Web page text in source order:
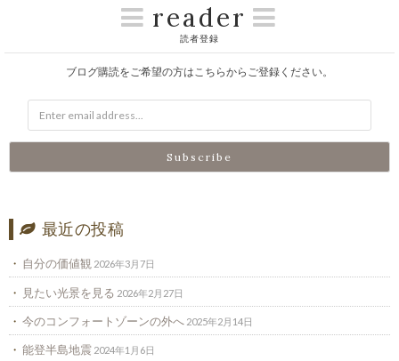
reader
読者登録
ブログ購読をご希望の方はこちらからご登録ください。
最近の投稿
自分の価値観 2026年3月7日
見たい光景を見る 2026年2月27日
今のコンフォートゾーンの外へ 2025年2月14日
能登半島地震 2024年1月6日